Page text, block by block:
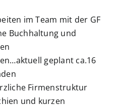
im Team mit der GF
Buchhaltung und
geplant ca.16
Firmenstruktur
und kurzen